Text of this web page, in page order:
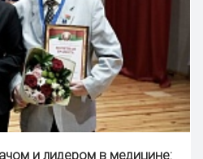
и лидером в медицине: